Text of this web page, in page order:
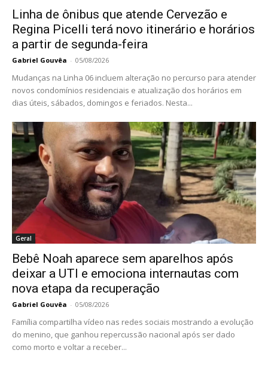
Linha de ônibus que atende Cervezão e
Regina Picelli terá novo itinerário e horários
a partir de segunda-feira
Gabriel Gouvêa - 05/08/2026
Mudanças na Linha 06 incluem alteração no percurso para atender
novos condomínios residenciais e atualização dos horários em
dias úteis, sábados, domingos e feriados. Nesta...
Geral
Bebê Noah aparece sem aparelhos após
deixar a UTI e emociona internautas com
nova etapa da recuperação
Gabriel Gouvêa - 05/08/2026
Família compartilha vídeo nas redes sociais mostrando a evolução
do menino, que ganhou repercussão nacional após ser dado
como morto e voltar a receber...